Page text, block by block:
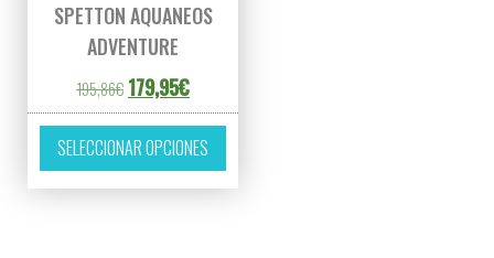
SPETTON AQUANEOS
ADVENTURE
195,86€ El precio original era: 195,86€.
179,95€El precio actual es: 179,95€.
SELECCIONAR OPCIONES